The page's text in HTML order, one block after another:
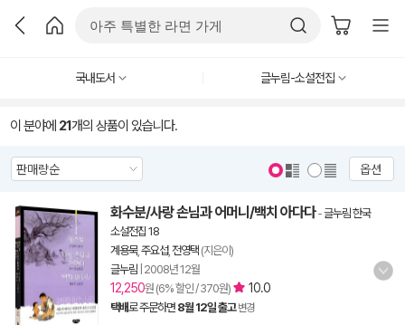
국내도서 글누림-소설전집
이 분야에 21개의 상품이 있습니다.
옵션
화수분/사랑 손님과 어머니/백치 아다다-글누림 한국
소설전집 18
계용묵, 주요섭, 전영택 (지은이)
글누림 2008년 12월
12,250원 (6% 할인 / 370원) 10.0
택배로 주문하면 8월 12일 출고 변경